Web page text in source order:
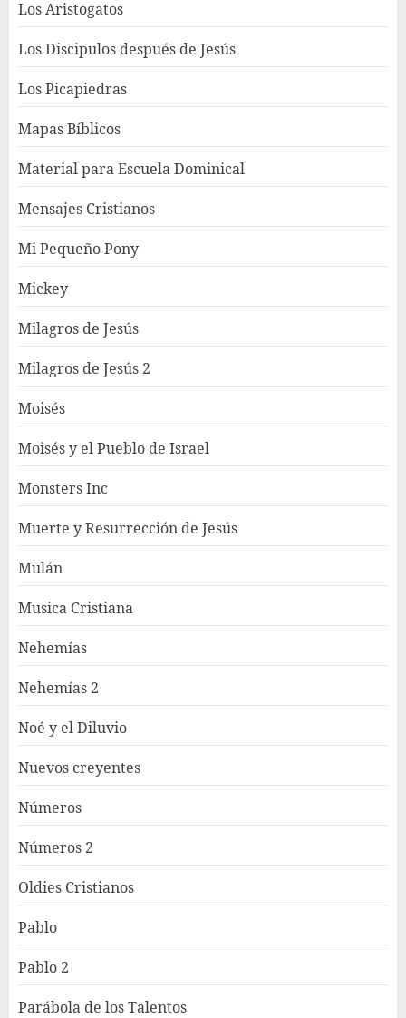
Los Aristogatos
Los Discipulos después de Jesús
Los Picapiedras
Mapas Bíblicos
Material para Escuela Dominical
Mensajes Cristianos
Mi Pequeño Pony
Mickey
Milagros de Jesús
Milagros de Jesús 2
Moisés
Moisés y el Pueblo de Israel
Monsters Inc
Muerte y Resurrección de Jesús
Mulán
Musica Cristiana
Nehemías
Nehemías 2
Noé y el Diluvio
Nuevos creyentes
Números
Números 2
Oldies Cristianos
Pablo
Pablo 2
Parábola de los Talentos